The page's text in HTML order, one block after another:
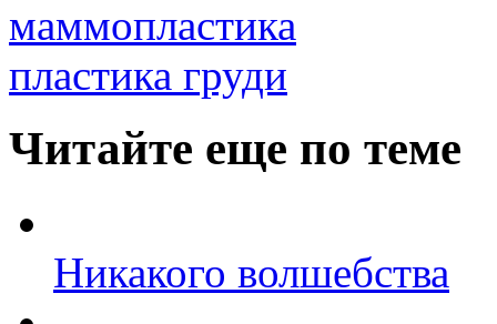
маммопластика
пластика груди
Читайте еще по теме
Никакого волшебства